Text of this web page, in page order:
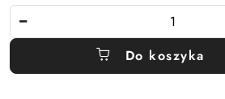
Do koszyka